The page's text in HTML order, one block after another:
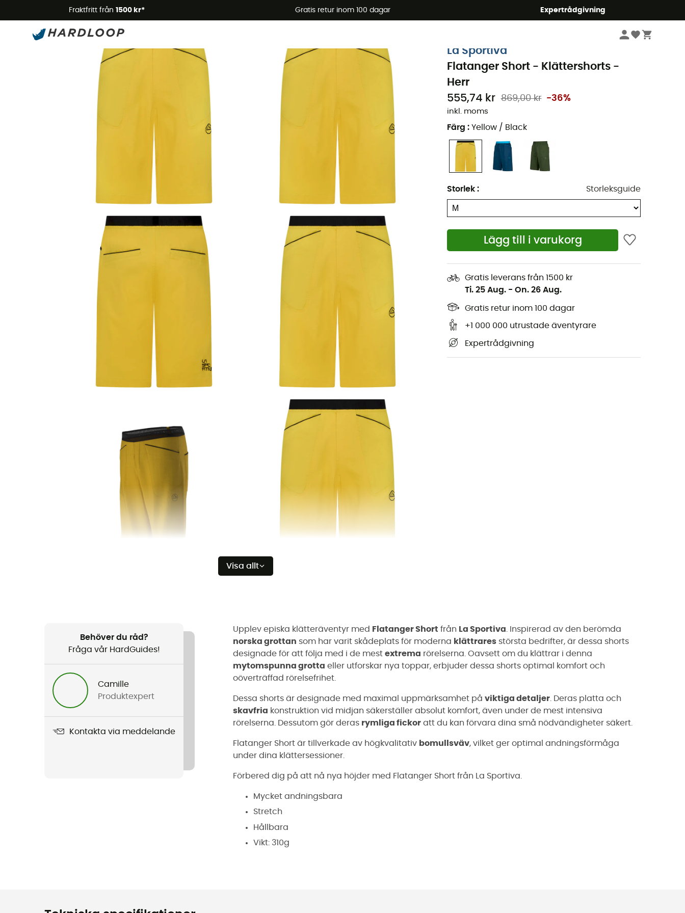
Fraktfritt från 1500 kr* Gratis retur inom 100 dagar Expertrådgivning
Sommarerbjudanden 🔥 -5 % EXTRA vid köp av 2 produkter* kod Summer5
Visa allt
La Sportiva
Flatanger Short - Klättershorts -
Herr
555,74 kr 869,00 kr -36%
inkl. moms
Färg : Yellow / Black
Storlek : Storleksguide
Lägg till i varukorg
Gratis leverans från 1500 kr
Ti. 25 Aug. - On. 26 Aug.
Gratis retur inom 100 dagar
+1 000 000 utrustade äventyrare
Expertrådgivning
Behöver du råd?
Fråga vår HardGuides!
Camille
Produktexpert
Kontakta via meddelande
Upplev episka klätteräventyr med Flatanger Short från La Sportiva . Inspirerad av den berömda
norska grottan som har varit skådeplats för moderna klättrares största bedrifter, är dessa shorts
designade för att följa med i de mest extrema rörelserna. Oavsett om du klättrar i denna
mytomspunna grotta eller utforskar nya toppar, erbjuder dessa shorts optimal komfort och
oöverträffad rörelsefrihet.
Dessa shorts är designade med maximal uppmärksamhet på viktiga detaljer . Deras platta och
skavfria konstruktion vid midjan säkerställer absolut komfort, även under de mest intensiva
rörelserna. Dessutom gör deras rymliga fickor att du kan förvara dina små nödvändigheter säkert.
Flatanger Short är tillverkade av högkvalitativ bomullsväv, vilket ger optimal andningsförmåga
under dina klättersessioner.
Förbered dig på att nå nya höjder med Flatanger Short från La Sportiva.
Mycket andningsbara
Stretch
Hållbara
Vikt: 310g